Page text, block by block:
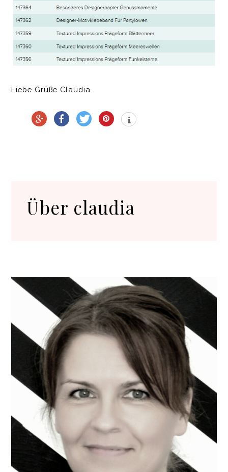
Liebe Grüße Claudia
Über claudia